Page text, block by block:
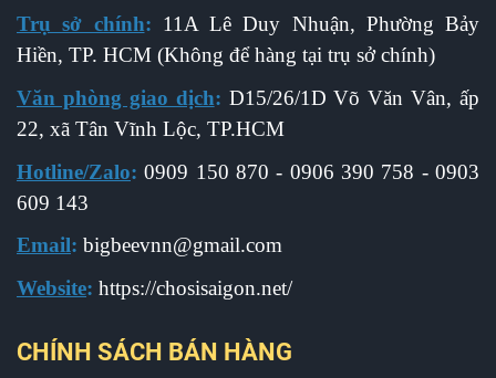
Trụ sở chính: 11A Lê Duy Nhuận, Phường Bảy
Hiền, TP. HCM (Không để hàng tại trụ sở chính)
Văn phòng giao dịch: D15/26/1D Võ Văn Vân, ấp
22, xã Tân Vĩnh Lộc, TP.HCM
Hotline/Zalo: 0909 150 870 - 0906 390 758 - 0903
609 143
Email: bigbeevnn@gmail.com
Website: https://chosisaigon.net/
CHÍNH SÁCH BÁN HÀNG